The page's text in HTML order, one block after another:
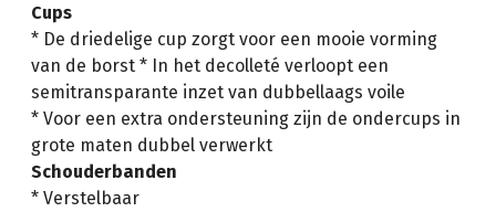
Cups
* De driedelige cup zorgt voor een mooie vorming
van de borst * In het decolleté verloopt een
semitransparante inzet van dubbellaags voile
* Voor een extra ondersteuning zijn de ondercups in
grote maten dubbel verwerkt
Schouderbanden
* Verstelbaar